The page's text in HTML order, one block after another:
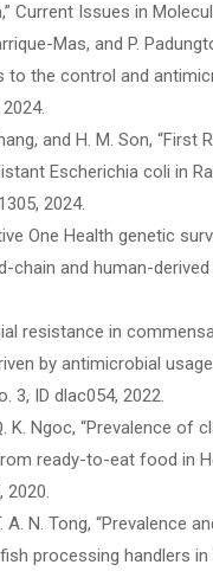
Current Issues in
Mas, and P.
to the control and
and H. M. Son,
Escherichia coli in
2024.
One Health genetic
and human-
resistance in
by antimicrobial
3, ID dlac054, 2022.
K. Ngoc, “Prevalence
ready-to-eat food in
2020.
A. N. Tong,
processing handlers in